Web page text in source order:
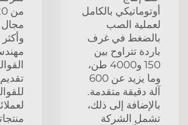
أوتوماتيكي بالكامل
لعملية الصب
بالضغط في غرف
باردة تتراوح بين
150 و4000 طن،
وما يزيد عن 600
آلة دقيقة متقدمة.
بالإضافة إلى ذلك،
تشمل الشركة